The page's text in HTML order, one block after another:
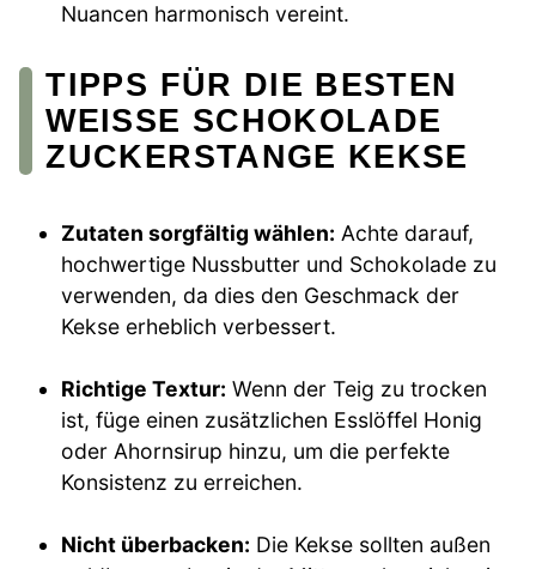
Nuancen harmonisch vereint.
TIPPS FÜR DIE BESTEN
WEISSE SCHOKOLADE Z
UCKERSTANGE KEKSE
Zutaten sorgfältig wählen: Achte darauf,
hochwertige Nussbutter und Schokolade zu
verwenden, da dies den Geschmack der
Kekse erheblich verbessert.
Richtige Textur: Wenn der Teig zu trocken
ist, füge einen zusätzlichen Esslöffel Honig
oder Ahornsirup hinzu, um die perfekte
Konsistenz zu erreichen.
Nicht überbacken: Die Kekse sollten außen